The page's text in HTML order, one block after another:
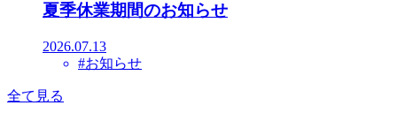
夏季休業期間のお知らせ
2026.07.13
#お知らせ
全て見る